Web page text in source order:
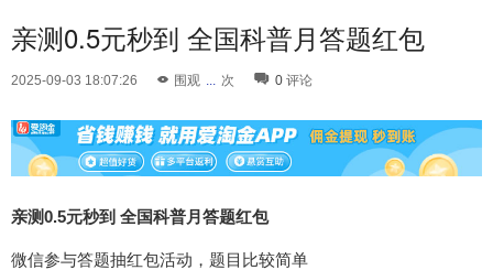
亲测0.5元秒到 全国科普月答题红包
2025-09-03 18:07:26 围观 ... 次 0 评论
亲测0.5元秒到 全国科普月答题红包
微信参与答题抽红包活动，题目比较简单